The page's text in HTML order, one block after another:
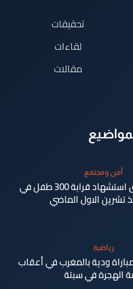
تحقيقات
لقاءات
مقالات
أمن ومجتمع
اليونيسف توثق استشهاد قرابة 300 طفل في
تشرين الاول الماضي
رياضية
ودية بالمغرب في أعقاب
الهجرة في سبتة